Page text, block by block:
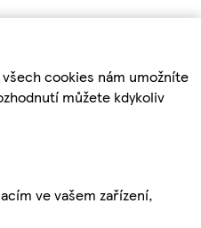
cookies nám umožníte
můžete kdykoliv
ve vašem zařízení,